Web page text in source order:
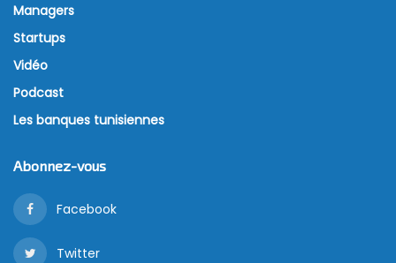
Managers
Startups
Vidéo
Podcast
Les banques tunisiennes
Abonnez-vous
Facebook
Twitter